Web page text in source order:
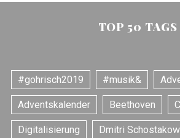
TOP 50 TAGS
#gohrisch2019 #musik&
Adventskalender Beethoven
Digitalisierung Dmitri